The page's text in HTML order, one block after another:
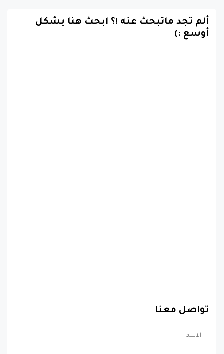
ألم تجد ماتبحث عنه !؟ ابحث هنا بشكل
أوسع :)
تواصل معنا